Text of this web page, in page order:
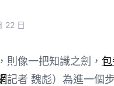
22 日
則像一把知識之劍，
記者 魏彪）為進一個